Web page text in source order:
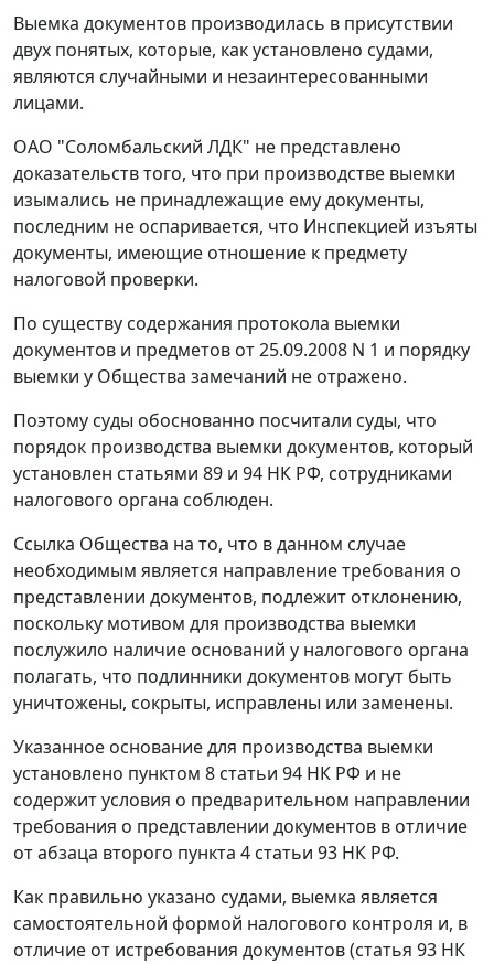
Выемка документов производилась в присутствии
двух понятых, которые, как установлено судами,
являются случайными и незаинтересованными
лицами.
ОАО "Соломбальский ЛДК" не представлено
доказательств того, что при производстве выемки
изымались не принадлежащие ему документы,
последним не оспаривается, что Инспекцией изъяты
документы, имеющие отношение к предмету
налоговой проверки.
По существу содержания протокола выемки
документов и предметов от 25.09.2008 N 1 и порядку
выемки у Общества замечаний не отражено.
Поэтому суды обоснованно посчитали суды, что
порядок производства выемки документов, который
установлен статьями 89 и 94 НК РФ, сотрудниками
налогового органа соблюден.
Ссылка Общества на то, что в данном случае
необходимым является направление требования о
представлении документов, подлежит отклонению,
поскольку мотивом для производства выемки
послужило наличие оснований у налогового органа
полагать, что подлинники документов могут быть
уничтожены, сокрыты, исправлены или заменены.
Указанное основание для производства выемки
установлено пунктом 8 статьи 94 НК РФ и не
содержит условия о предварительном направлении
требования о представлении документов в отличие
отабзаца второго пункта 4 статьи 93 НК РФ.
Как правильно указано судами, выемка является
самостоятельной формой налогового контроля и, в
отличие от истребования документов (статья 93 НК